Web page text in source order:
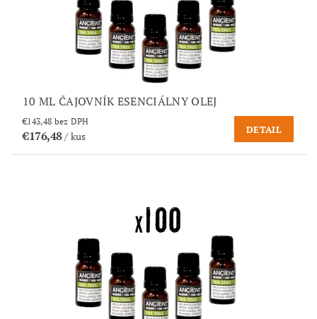
10 ML ČAJOVNÍK ESENCIÁLNY OLEJ
€143,48 bez DPH
€176,48/ kus
DETAIL